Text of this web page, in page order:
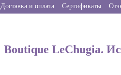
Доставка и оплата Сертификаты
Boutique LeChugia.